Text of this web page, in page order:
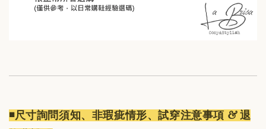
◾️尺寸詢問須知、非瑕疵情形、試穿注意事項 & 退